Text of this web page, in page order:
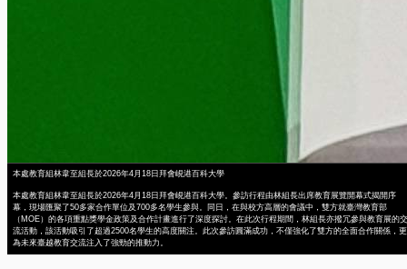
本處教育組林韋至組長於2026年4月18日拜會峴港百科大學
本處教育組林韋至組長於2026年4月18日拜會峴港百科大學。參訪行程由林組長出席教育展覽開幕式揭開序
幕，現場匯聚了50多家合作單位及700多名學生參與。同日，在與校方高層的會議中，雙方就臺灣教育部
（MOE）的各項重點獎學金政策及合作計畫進行了深度探討。在此次行程期間，林組長亦撥冗參與教育展的交
流活動，該活動吸引了超過2500名學生的高度關注。此次參訪圓滿成功，不僅強化了雙方的全面合作關係，更
為未來臺越教育交流注入了強勁的推動力。